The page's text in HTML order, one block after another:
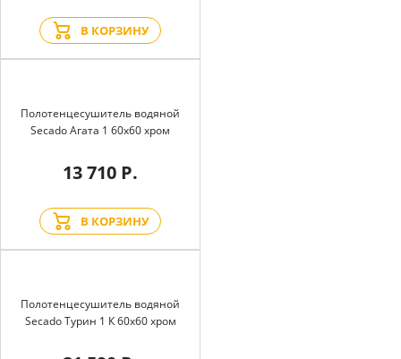
В КОРЗИНУ
Полотенцесушитель водяной
Secado Агата 1 60x60 хром
13 710 Р.
В КОРЗИНУ
Полотенцесушитель водяной
Secado Турин 1 К 60x60 хром